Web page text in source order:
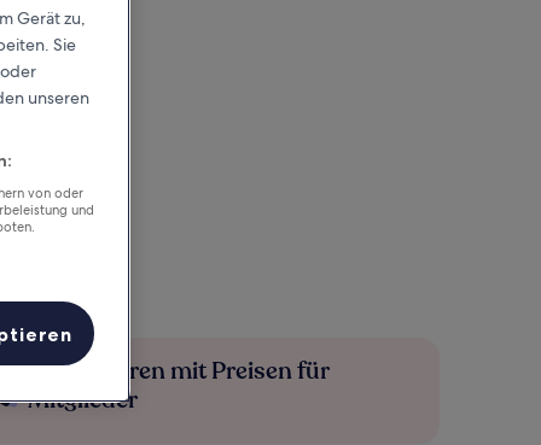
Mehr sparen mit Preisen für
Mitglieder
Gerät zu,
Sie
unseren
von oder
und